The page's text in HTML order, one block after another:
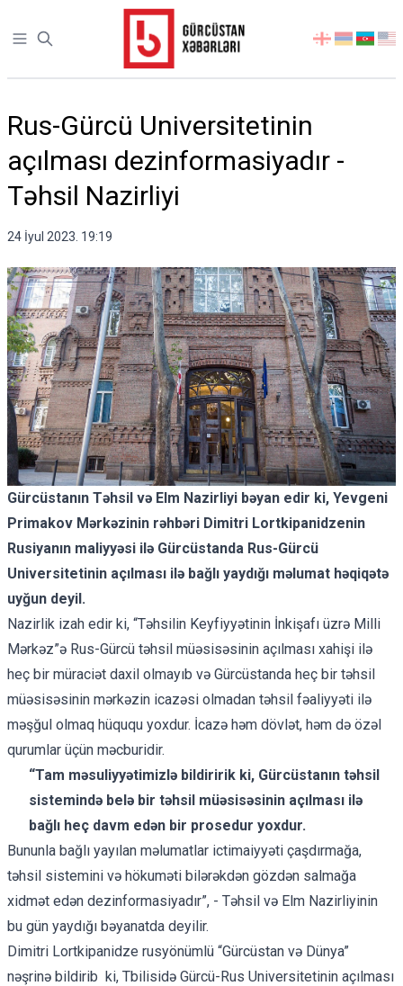
Open sidebar
აირჩიეთ
Rus-Gürcü Universitetinin
açılması dezinformasiyadır -
Təhsil Nazirliyi
24 İyul 2023. 19:19
Gürcüstanın Təhsil və Elm Nazirliyi bəyan edir ki, Yevgeni
Primakov Mərkəzinin rəhbəri Dimitri Lortkipanidzenin
Rusiyanın maliyyəsi ilə Gürcüstanda Rus-Gürcü
Universitetinin açılması ilə bağlı yaydığı məlumat həqiqətə
uyğun deyil.
Nazirlik izah edir ki, “Təhsilin Keyfiyyətinin İnkişafı üzrə Milli
Mərkəz”ə Rus-Gürcü təhsil müəsisəsinin açılması xahişi ilə
heç bir müraciət daxil olmayıb və Gürcüstanda heç bir təhsil
müəsisəsinin mərkəzin icazəsi olmadan təhsil fəaliyyəti ilə
məşğul olmaq hüququ yoxdur. İcazə həm dövlət, həm də özəl
qurumlar üçün məcburidir.
“Tam məsuliyyətimizlə bildiririk ki, Gürcüstanın təhsil
sistemində belə bir təhsil müəsisəsinin açılması ilə
bağlı heç davm edən bir prosedur yoxdur.
Bununla bağlı yayılan məlumatlar ictimaiyyəti çaşdırmağa,
təhsil sistemini və hökuməti bilərəkdən gözdən salmağa
xidmət edən dezinformasiyadır”, - Təhsil və Elm Nazirliyinin
bu gün yaydığı bəyanatda deyilir.
Dimitri Lortkipanidze rusyönümlü “Gürcüstan və Dünya”
nəşrinə bildirib ki, Tbilisidə Gürcü-Rus Universitetinin açılması